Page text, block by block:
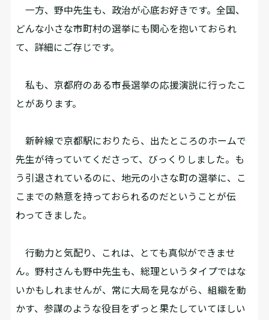
一方、野中先生も、政治が心底お好きです。全国、
どんな小さな市町村の選挙にも関心を抱いておられ
て、詳細にご存じです。
私も、京都府のある市長選挙の応援演説に行ったこ
とがあります。
新幹線で京都駅におりたら、出たところのホームで
先生が待っていてくださって、びっくりしました。も
う引退されているのに、地元の小さな町の選挙に、こ
こまでの熱意を持っておられるのだということが伝
わってきました。
行動力と気配り、これは、とても真似ができませ
ん。野村さんも野中先生も、総理というタイプではな
いかもしれませんが、常に大局を見ながら、組織を動
かす、参謀のような役目をずっと果たしていてほしい